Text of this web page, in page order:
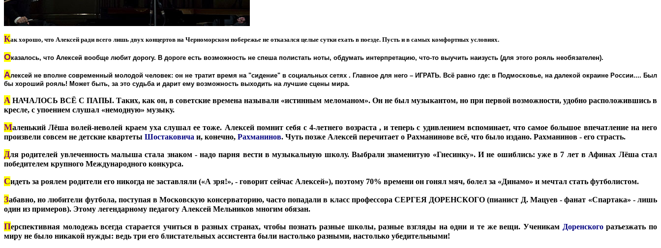
Как хорошо, что Алексей ради всего лишь двух концертов на Черноморском побережье не отказался целые сутки ехать в поезде. Пусть и в самых комфортных условиях.
Оказалось, что Алексей вообще любит дорогу. В дороге есть возможность не спеша полистать ноты, обдумать интерпретацию, что-то выучить наизусть (для этого рояль необязателен).
Алексей не вполне современный молодой человек: он не тратит время на "сидение" в социальных сетях . Главное для него – ИГРАТЬ. Всё равно где: в Подмосковье, на далекой окраине России.... Был
бы хороший рояль! Может быть, за это судьба и дарит ему возможность выходить на лучшие сцены мира.
А НАЧАЛОСЬ ВСЁ С ПАПЫ. Таких, как он, в советские времена называли «истинным меломаном». Он не был музыкантом, но при первой возможности, удобно расположившись в
кресле, с упоением слушал «немодную» музыку.
Маленький Лёша волей-неволей краем уха слушал ее тоже. Алексей помнит себя с 4-летнего возраста , и теперь с удивлением вспоминает, что самое большое впечатление на него
произвели совсем не детские квартеты Шостаковича и, конечно, Рахманинов. Чуть позже Алексей перечитает о Рахманинове всё, что было издано. Рахманинов - его страсть.
Для родителей увлеченность малыша стала знаком - надо парня вести в музыкальную школу. Выбрали знаменитую «Гнесинку». И не ошиблись: уже в 7 лет в Афинах Лёша стал
победителем крупного Международного конкурса.
Сидеть за роялем родители его никогда не заставляли («А зря!», - говорит сейчас Алексей»), поэтому 70% времени он гонял мяч, болел за «Динамо» и мечтал стать футболистом.
Забавно, но любители футбола, поступая в Московскую консерваторию, часто попадали в класс профессора СЕРГЕЯ ДОРЕНСКОГО (пианист Д. Мацуев - фанат «Спартака» - лишь
один из примеров). Этому легендарному педагогу Алексей Мельников многим обязан.
Перспективная молодежь всегда старается учиться в разных странах, чтобы познать разные школы, разные взгляды на одни и те же вещи. Ученикам Доренскогоразъезжать по
миру не было никакой нужды: ведь три его блистательных ассистента были настолько разными, настолько убедительными!